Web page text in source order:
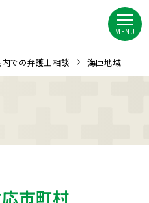
MENU
での弁護士相談 海匝地域
市町村